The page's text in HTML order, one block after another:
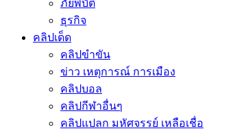
ภัยพิบัติ
ธุรกิจ
คลิปเด็ด
คลิปขำขัน
ข่าว เหตุการณ์ การเมือง
คลิปบอล
คลิปกีฬาอื่นๆ
คลิปแปลก มหัศจรรย์ เหลือเชื่อ